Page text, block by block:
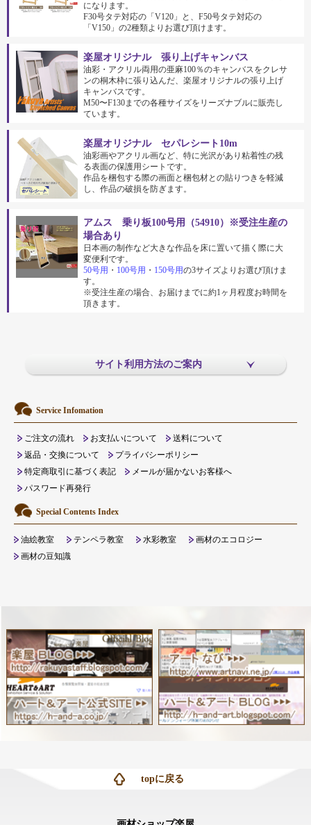
になります。
F30号タテ対応の「V120」と、F50号タテ対応の
「V150」の2種類よりお選び頂けます。
楽屋オリジナル 張り上げキャンバス
油彩・アクリル両用の亜麻100％のキャンバスをクレサ
ンの桐木枠に張り込んだ、楽屋オリジナルの張り上げ
キャンバスです。
M50〜F130までの各種サイズをリーズナブルに販売し
ています。
楽屋オリジナル セパレシート10m
油彩画やアクリル画など、特に光沢があり粘着性の残
る表面の保護用シートです。
作品を梱包する際の画面と梱包材との貼りつきを軽減
し、作品の破損を防ぎます。
アムス 乗り板100号用（54910）※受注生産の
場合あり
日本画の制作など大きな作品を床に置いて描く際に大
変便利です。
50号用 ・ 100号用 ・ 150号用の3サイズよりお選び頂けま
す。
※受注生産の場合、お届けまでに約1ヶ月程度お時間を
頂きます。
サイト利用方法のご案内
Service Infomation
ご注文の流れ お支払いについて
送料について
返品・交換について
プライバシーポリシー
特定商取引に基づく表記
メールが届かないお客様へ
パスワード再発行
Special Contents Index
油絵教室 テンペラ教室 水彩教室
画材のエコロジー
画材の豆知識
topに戻る